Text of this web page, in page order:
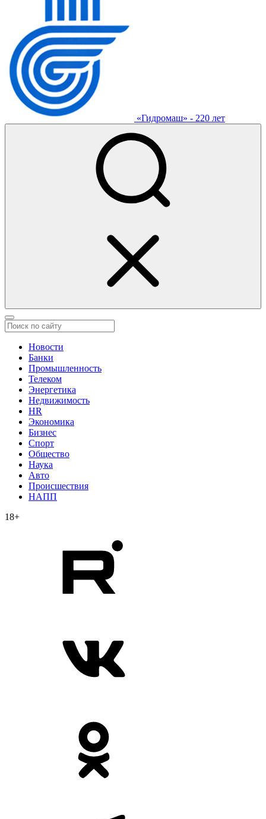
«Гидромаш» - 220 лет
Новости
Банки
Промышленность
Телеком
Энергетика
Недвижимость
HR
Экономика
Бизнес
Спорт
Общество
Наука
Авто
Происшествия
НАПП
18+